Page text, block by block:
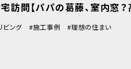
訪問【パパの葛藤、室内窓？
ビング 施工事例 理想の住まい